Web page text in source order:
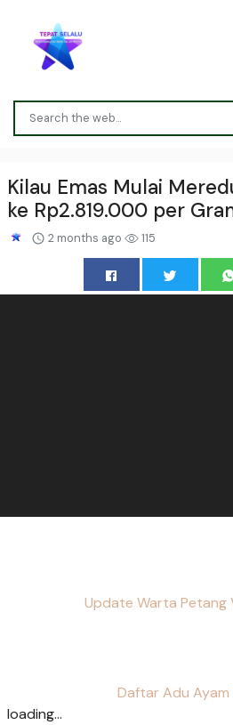
Kilau Emas Mulai
ke Rp2.819.000 per
2 months ago 115
Update Warta Petang
Daftar Adu Ayam
loading...